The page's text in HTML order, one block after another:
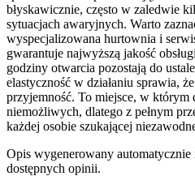
błyskawicznie, często w zaledwie
sytuacjach awaryjnych. Warto
wyspecjalizowana hurtownia i
gwarantuje najwyższą jakość
godziny otwarcia pozostają do
elastyczność w działaniu sprawia,
przyjemność. To miejsce, w którym
niemożliwych, dlatego z pełnym
każdej osobie szukającej
Opis wygenerowany
dostępnych opinii.